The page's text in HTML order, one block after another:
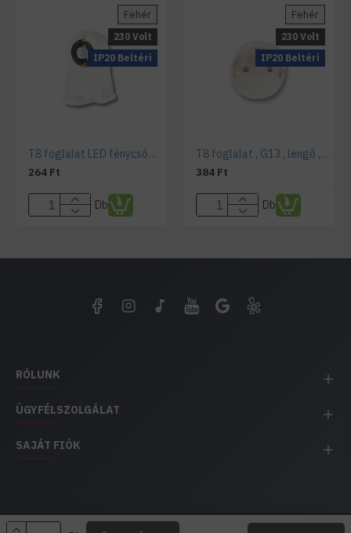
IP20 Beltéri
Fehér
230 Volt
T8 foglalat LED fénycsővekhez (G13)
264 Ft
Db
IP20 Beltéri
Fehér
230 Volt
T8 foglalat , G13 , lengő , T8 LED fénycsőhöz
384 Ft
Db
RÓLUNK
ÜGYFÉLSZOLGÁLAT
SAJÁT FIÓK
EH IMPEX / Copyright © 1991-2025 Energia Háza